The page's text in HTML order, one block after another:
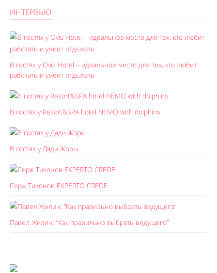
ИНТЕРВЬЮ
В гостях у Ovis Hotel – идеальное место для тех, кто любит
работать и умеет отдыхать
В гостях у Resort&SPA hotel NEMO with dolphins
В гостях у Дяди Жоры
Серж Тихонов EXPERTO CREDE
Павел Жилин: “Как правильно выбрать ведущего”